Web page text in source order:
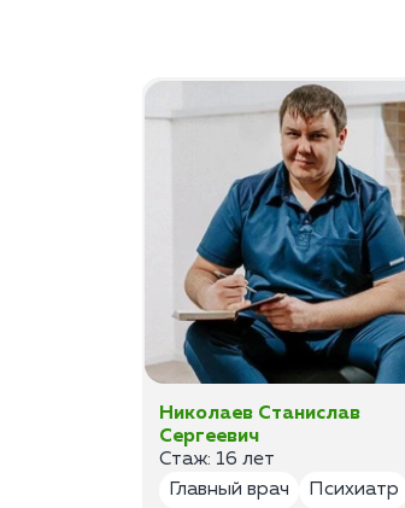
Николаев Станислав
Сергеевич
Стаж: 16 лет
Главный врач
Психиатр